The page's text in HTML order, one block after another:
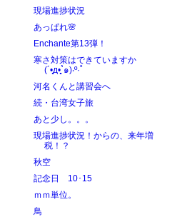
現場進捗状況
あっぱれ🌸
Enchante第13弾！
寒さ対策はできていますか
(´•̥̥̥д•̥̥̥`̀๑)‧º·˚
河名くんと講習会へ
続・台湾女子旅
あと少し。。。
現場進捗状況！からの、来年増
税！？
秋空
記念日 10･15
ｍｍ単位。
鳥